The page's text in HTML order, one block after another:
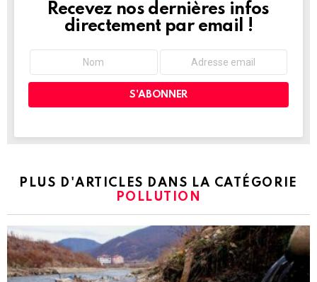
NEWSLETTER
Recevez nos dernières infos
directement par email !
PLUS D'ARTICLES DANS LA CATÉGORIE
POLLUTION